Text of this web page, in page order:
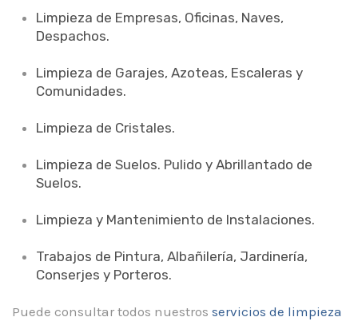
Limpieza de Empresas, Oficinas, Naves,
Despachos.
Limpieza de Garajes, Azoteas, Escaleras y
Comunidades.
Limpieza de Cristales.
Limpieza de Suelos. Pulido y Abrillantado de
Suelos.
Limpieza y Mantenimiento de Instalaciones.
Trabajos de Pintura, Albañilería, Jardinería,
Conserjes y Porteros.
Puede consultar todos nuestros servicios de limpieza